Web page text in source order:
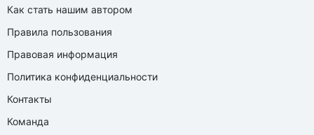
Как стать нашим автором
Правила пользования
Правовая информация
Политика конфиденциальности
Контакты
Команда